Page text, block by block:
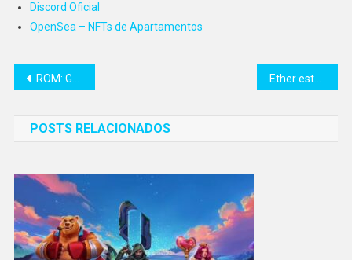
Discord Oficial
OpenSea – NFTs de Apartamentos
Navegação
Post
ROM: Golden Age será lançado no Wemix Ether está pronto para “ruptura significativa” com fortalecimento do ETH frente ao BTC
POSTS RELACIONADOS